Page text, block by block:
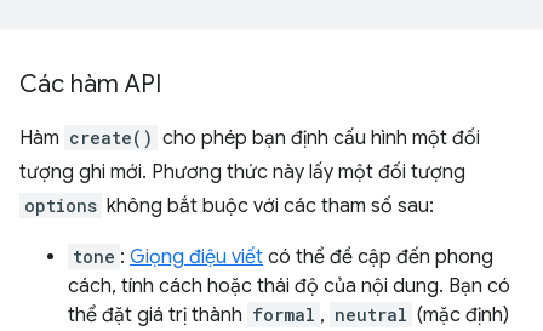
Các hàm API
Hàm create() cho phép bạn định cấu hình một đối
tượng ghi mới. Phương thức này lấy một đối tượng
options không bắt buộc với các tham số sau:
tone : Giọng điệu viết có thể đề cập đến phong
cách, tính cách hoặc thái độ của nội dung. Bạn có
thể đặt giá trị thành formal , neutral (mặc định)